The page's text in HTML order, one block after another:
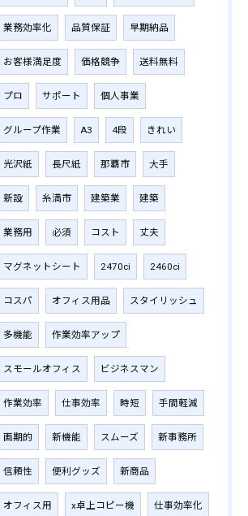
業務効率化 品質保証 早期納品
お客様満足度 価格競争 送料無料
プロ サポート 個人事業
グループ作業 A3 4段 きれい
光沢紙 長尺紙 那覇市 大手
新設 糸満市 建築業 建築
業務用 必須 コスト 丈夫
マグネットシート 2470ci 2460ci
コスパ オフィス用品 スタイリッシュ
多機能 作業効率アップ
スモールオフィス ビジネスマン
作業効率 仕事効率 時短 手間軽減
画期的 新機能 スムーズ 新事務所
信頼性 便利グッズ 新商品
オフィス用 x卓上コピー機 仕事効率化